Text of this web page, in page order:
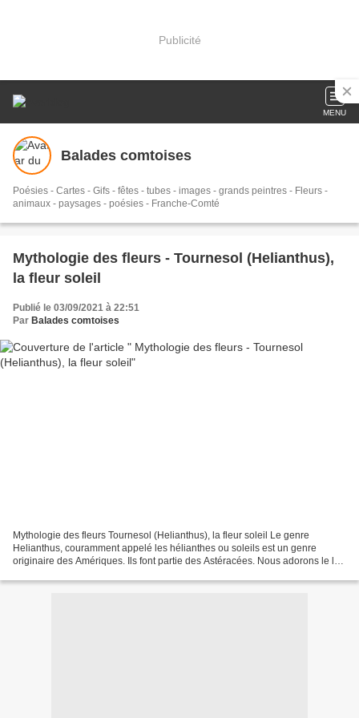
Publicité
MENU
Balades comtoises
Poésies - Cartes - Gifs - fêtes - tubes - images - grands peintres - Fleurs -
animaux - paysages - poésies - Franche-Comté
Mythologie des fleurs - Tournesol (Helianthus),
la fleur soleil
Publié le 03/09/2021 à 22:51
Par Balades comtoises
Mythologie des fleurs Tournesol (Helianthus), la fleur soleil Le genre
Helianthus, couramment appelé les hélianthes ou soleils est un genre
originaire des Amériques. Ils font partie des Astéracées. Nous adorons le lys